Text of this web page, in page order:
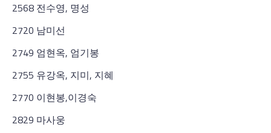
2568 전수영, 명성
2720 남미선
2749 엄현옥, 엄기봉
2755 유강옥, 지미, 지혜
2770 이현봉,이경숙
2829 마사웅